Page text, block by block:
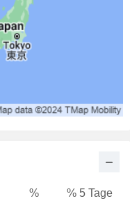
741.573
600.000
% % 5 Tage